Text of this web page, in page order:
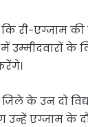
कि री-एग्जाम
में
के उन दो
उन्हें एग्जाम